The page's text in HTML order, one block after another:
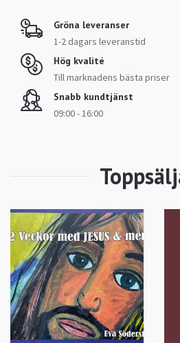
Gröna leveranser
1-2 dagars leveranstid
Hög kvalité
Till marknadens bästa priser
Snabb kundtjänst
09:00 - 16:00